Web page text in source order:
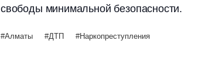
свободы минимальной безопасности.
Алматы ДТП Наркопреступления